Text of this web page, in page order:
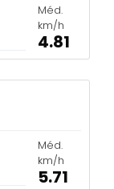
Méd.
km/h
4.81
Méd.
km/h
5.71